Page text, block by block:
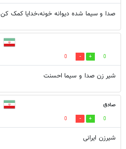
صدا و سیما شده دیوانه خونه،خدایا کمک کن
0
0
شیر زن صدا و سیما احسنت
صادق
0
0
شیرزن ایرانی